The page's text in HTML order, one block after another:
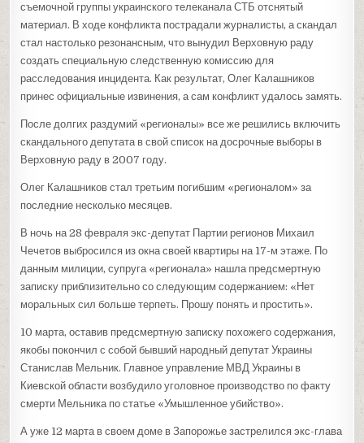
съемочной группы украинского телеканала СТБ отснятый
материал. В ходе конфликта пострадали журналисты, а скандал
стал настолько резонансным, что вынудил Верховную раду
создать специальную следственную комиссию для
расследования инцидента. Как результат, Олег Калашников
принес официальные извинения, а сам конфликт удалось замять.
После долгих раздумий «регионалы» все же решились включить
скандального депутата в свой список на досрочные выборы в
Верховную раду в 2007 году.
Олег Калашников стал третьим погибшим «регионалом» за
последние несколько месяцев.
В ночь на 28 февраля экс-депутат Партии регионов Михаил
Чечетов выбросился из окна своей квартиры на 17-м этаже. По
данным милиции, супруга «регионала» нашла предсмертную
записку приблизительно со следующим содержанием: «Нет
моральных сил больше терпеть. Прошу понять и простить».
10 марта, оставив предсмертную записку похожего содержания,
якобы покончил с собой бывший народный депутат Украины
Станислав Мельник. Главное управление МВД Украины в
Киевской области возбудило уголовное производство по факту
смерти Мельника по статье «Умышленное убийство».
А уже 12 марта в своем доме в Запорожье застрелился экс-глава